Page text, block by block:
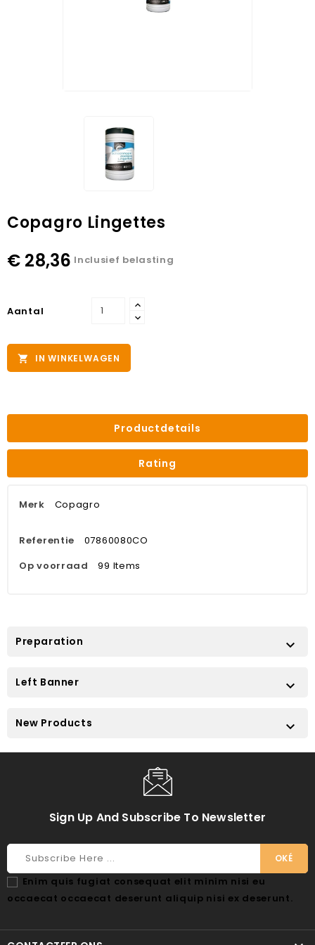
Copagro Lingettes
€ 28,36 Inclusief belasting
Aantal
 IN WINKELWAGEN
Productdetails
Rating
Merk Copagro
Referentie
07860080CO
Op voorraad
99 Items
Preparation 
Left Banner 
New Products 
Sign Up And Subscribe To Newsletter
Enim quis fugiat consequat elit minim nisi eu
occaecat occaecat deserunt aliquip nisi ex deserunt.